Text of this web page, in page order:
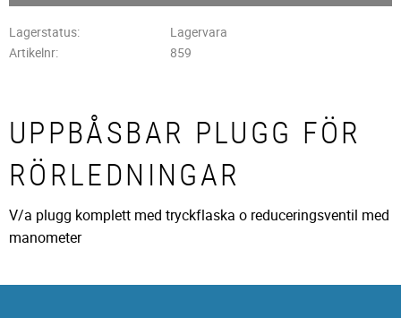
Lagerstatus
Lagervara
Artikelnr
859
UPPBÅSBAR PLUGG FÖR
RÖRLEDNINGAR
V/a plugg komplett med tryckflaska o reduceringsventil med
manometer